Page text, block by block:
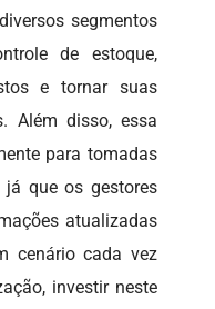
segmentos
de estoque,
e tornar suas
Além disso, essa
para tomadas
já que os gestores
atualizadas
cenário cada vez
investir neste